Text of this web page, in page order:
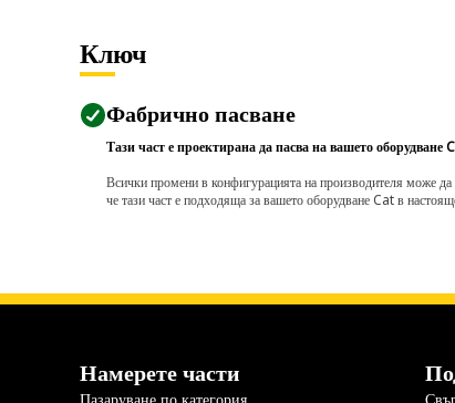
Ключ
Фабрично пасване
Тази част е проектирана да пасва на вашето
Всички промени в конфигурацията на производителя може да
че тази част е подходяща за вашето оборудване Cat в
Намерете части